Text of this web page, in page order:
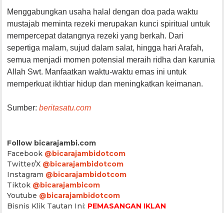
Menggabungkan usaha halal dengan doa pada waktu
mustajab meminta rezeki merupakan kunci spiritual untuk
mempercepat datangnya rezeki yang berkah. Dari
sepertiga malam, sujud dalam salat, hingga hari Arafah,
semua menjadi momen potensial meraih ridha dan karunia
Allah Swt. Manfaatkan waktu-waktu emas ini untuk
memperkuat ikhtiar hidup dan meningkatkan keimanan.
Sumber:beritasatu.com
Follow bicarajambi.com
Facebook @bicarajambidotcom
Twitter/X @bicarajambidotcom
Instagram @bicarajambidotcom
Tiktok @bicarajambicom
Youtube @bicarajambidotcom
Bisnis Klik Tautan Ini: PEMASANGAN IKLAN